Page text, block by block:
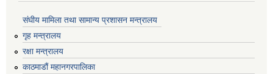
संघीय मामिला तथा सामान्य प्रशासन मन्त्रालय
गृह मन्त्रालय
रक्षा मन्त्रालय
काठमाडौं महानगरपालिका